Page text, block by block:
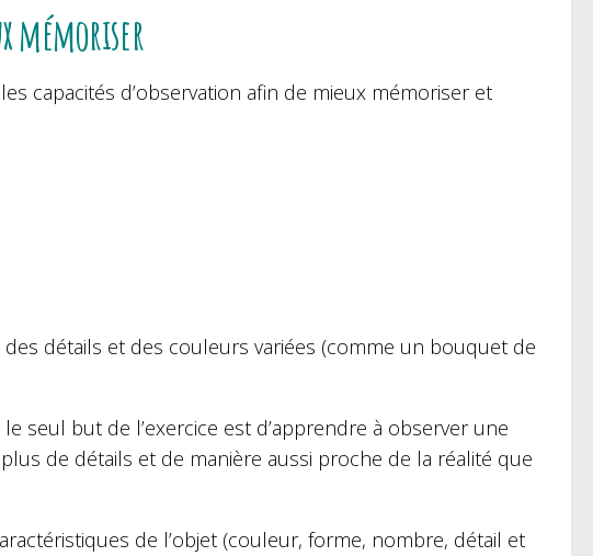
mémoriser
capacités d’observation afin de mieux mémoriser et
détails et des couleurs variées (comme un bouquet de
seul but de l’exercice est d’apprendre à observer une
de détails et de manière aussi proche de la réalité que
de l’objet (couleur, forme, nombre, détail et